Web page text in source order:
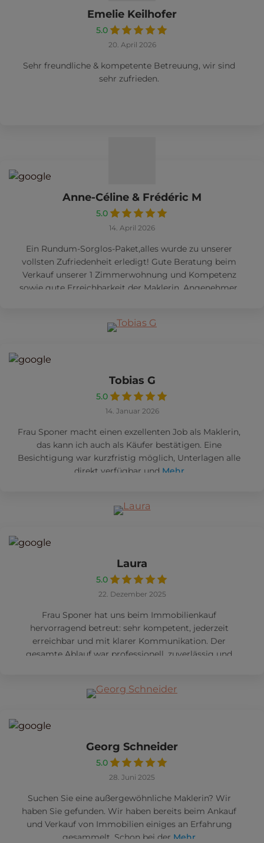
Emelie Keilhofer
5.0
20. April 2026
Sehr freundliche & kompetente Betreuung, wir sind
sehr zufrieden.
Anne-Céline & Frédéric M
5.0
14. April 2026
Ein Rundum-Sorglos-Paket,alles wurde zu unserer
vollsten Zufriedenheit erledigt! Gute Beratung beim
Verkauf unserer 1 Zimmerwohnung und Kompetenz
sowie gute Erreichbarkeit der Maklerin. Angenehmer,
Tobias G
5.0
14. Januar 2026
Frau Sponer macht einen exzellenten Job als Maklerin,
das kann ich auch als Käufer bestätigen. Eine
Besichtigung war kurzfristig möglich, Unterlagen alle
direkt verfügbar und Mehr
Laura
5.0
22. Dezember 2025
Frau Sponer hat uns beim Immobilienkauf
hervorragend betreut: sehr kompetent, jederzeit
erreichbar und mit klarer Kommunikation. Der
gesamte Ablauf war professionell, zuverlässig und
Georg Schneider
5.0
28. Juni 2025
Suchen Sie eine außergewöhnliche Maklerin? Wir
haben Sie gefunden. Wir haben bereits beim Ankauf
und Verkauf von Immobilien einiges an Erfahrung
gesammelt. Schon bei der Mehr